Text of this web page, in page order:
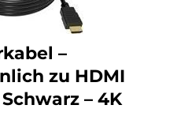
–
zu HDMI
– 4K